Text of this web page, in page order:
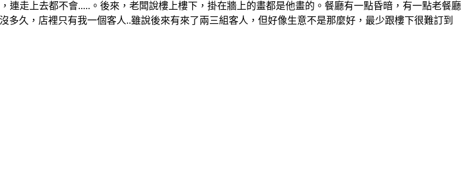
走上去都不會.....。後來，老闆說樓上樓下，掛在牆上的畫都是他畫的。餐廳有一點昏暗，有一點老餐廳
久，店裡只有我一個客人..雖說後來有來了兩三組客人，但好像生意不是那麼好，最少跟樓下很難訂到